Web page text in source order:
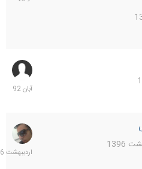
18
آبان
19